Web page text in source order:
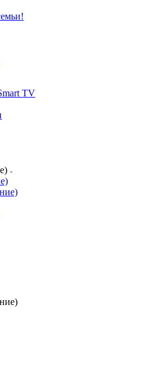
TV
машин и гидроприводов
«ЛЕРУА
Арзамас-1